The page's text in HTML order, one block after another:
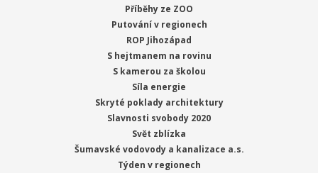
Příběhy ze ZOO
Putování v regionech
ROP Jihozápad
S hejtmanem na rovinu
S kamerou za školou
Síla energie
Skryté poklady architektury
Slavnosti svobody 2020
Svět zblízka
Šumavské vodovody a kanalizace a.s.
Týden v regionech